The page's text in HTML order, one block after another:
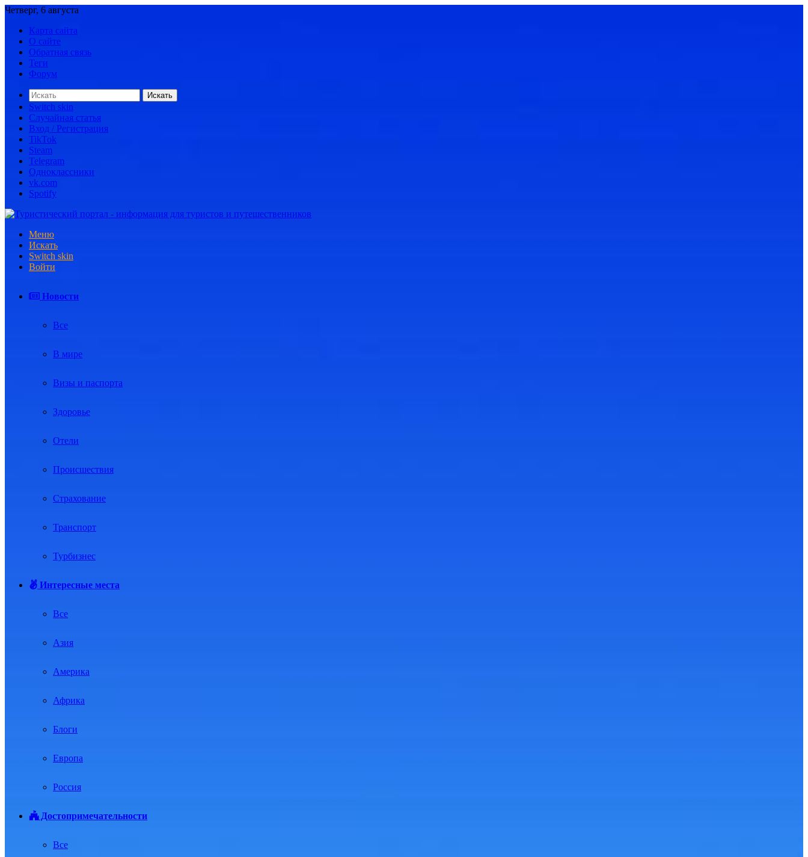
Четверг, 6 августа
Карта сайта
О сайте
Обратная связь
Теги
Форум
Искать
Switch skin
Случайная статья
Вход / Регистрация
TikTok
Steam
Telegram
Одноклассники
vk.com
Spotify
Меню
Искать
Switch skin
Войти
Новости
Все
В мире
Визы и паспорта
Здоровье
Отели
Происшествия
Страхование
Транспорт
Турбизнес
Интересные места
Все
Азия
Америка
Африка
Блоги
Европа
Россия
Достопримечательности
Все